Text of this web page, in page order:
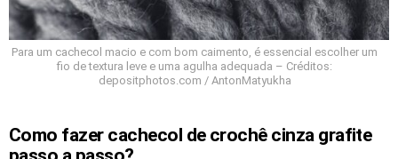
Para um cachecol macio e com bom caimento, é essencial escolher um
fio de textura leve e uma agulha adequada – Créditos:
depositphotos.com / AntonMatyukha
Como fazer cachecol de crochê cinza grafite